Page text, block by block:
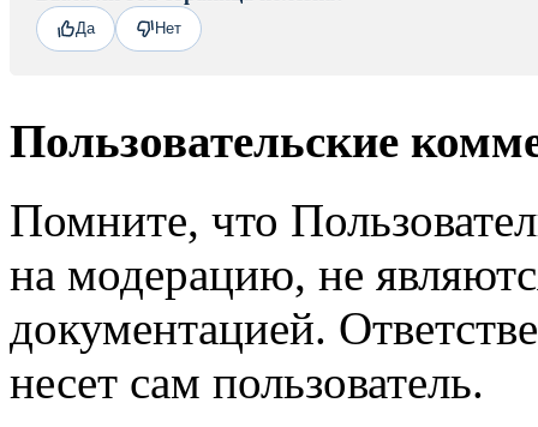
Да Нет
Пользовательские
Помните, что
на модерацию, не
документацией.
несет сам пользователь.